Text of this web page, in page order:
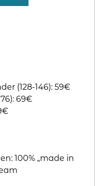
(128-146): 59€
69€
100% „made in